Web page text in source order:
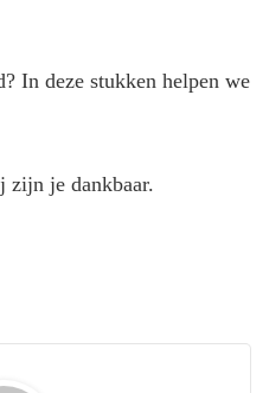
In deze stukken helpen we
zijn je dankbaar.